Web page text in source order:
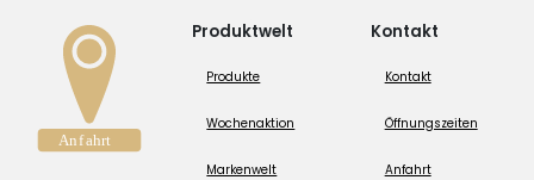
Produktwelt
Produkte
Wochenaktion
Markenwelt
Kontakt
Kontakt
Öffnungszeiten
Anfahrt